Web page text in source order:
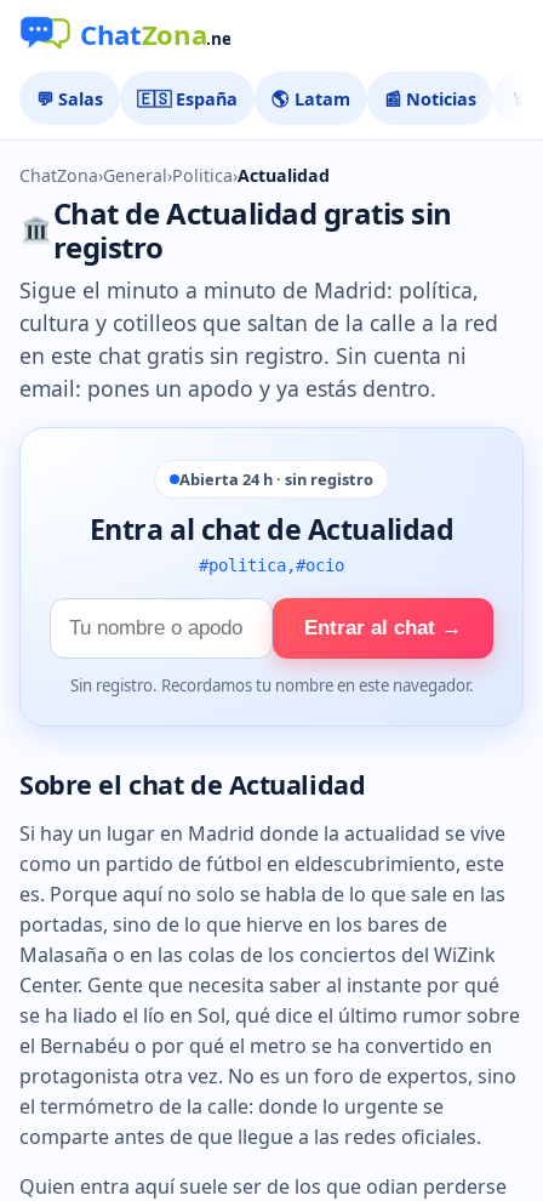
💬 Salas 🇪🇸 España 🌎 Latam 📰 Noticias 🏅
ChatZona›General›Politica›Actualidad
Chat de Actualidad gratis sin
registro
Sigue el minuto a minuto de Madrid: política,
cultura y cotilleos que saltan de la calle a la red
en este chat gratis sin registro. Sin cuenta ni
email: pones un apodo y ya estás dentro.
Abierta 24 h · sin registro
Entra al chat de Actualidad
#politica,#ocio
Tu
nombre
Entrar al chat →
Sin registro. Recordamos tu nombre en este navegador.
Sobre el chat de Actualidad
Si hay un lugar en Madrid donde la actualidad se vive
como un partido de fútbol en eldescubrimiento, este
es. Porque aquí no solo se habla de lo que sale en las
portadas, sino de lo que hierve en los bares de
Malasaña o en las colas de los conciertos del WiZink
Center. Gente que necesita saber al instante por qué
se ha liado el lío en Sol, qué dice el último rumor sobre
el Bernabéu o por qué el metro se ha convertido en
protagonista otra vez. No es un foro de expertos, sino
el termómetro de la calle: donde lo urgente se
comparte antes de que llegue a las redes oficiales.
Quien entra aquí suele ser de los que odian perderse